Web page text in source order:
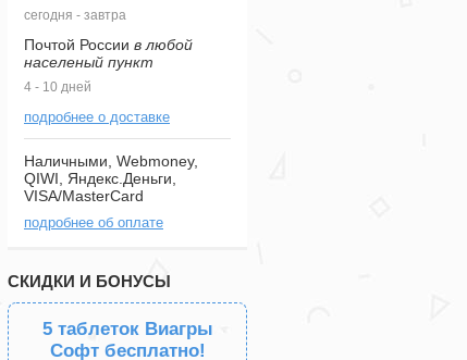
сегодня - завтра
Почтой России в любой
населеный пункт
4 - 10 дней
подробнее о доставке
Наличными, Webmoney,
QIWI, Яндекс.Деньги,
VISA/MasterCard
подробнее об оплате
СКИДКИ И БОНУСЫ
5 таблеток Виагры
Софт бесплатно!